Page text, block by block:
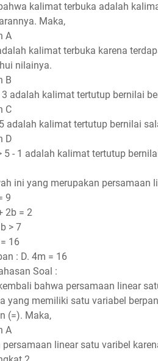
kalimat terbuka adalah
Maka,
A
kalimat terbuka karena
nilainya.
B
3 adalah kalimat tertutup bernilai
C
adalah kalimat tertutup bernilai
D
5 - 1 adalah kalimat tertutup
ini yang merupakan persamaan
9
2b = 2
> 7
16
: D. 4m = 16
Soal :
bahwa persamaan linear
yang memiliki satu variabel
(=). Maka,
A
persamaan linear satu varibel